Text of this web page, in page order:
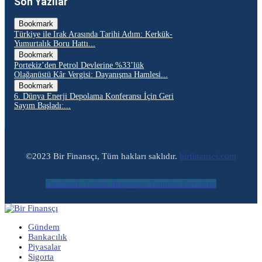
Bookmark
Türkiye ile Irak Arasında Tarihi Adım: Kerkük-
Yumurtalık Boru Hattı...
Bookmark
Portekiz’den Petrol Devlerine %33’lük
Olağanüstü Kâr Vergisi: Dayanışma Hamlesi...
Bookmark
6. Dünya Enerji Depolama Konferansı İçin Geri
Sayım Başladı:...
©2023 Bir Finansçı, Tüm hakları saklıdır. birfinansci.com
Facebook Twitter Instagram Youtube Envelope
Gündem
Bankacılık
Piyasalar
Sigorta